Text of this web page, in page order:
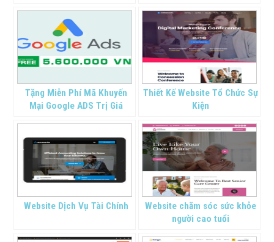
Tặng Miễn Phí Mã Khuyến
Mại Google ADS Trị Giá
Thiết Kế Website Tổ Chức Sự
Kiện
Website Dịch Vụ Tài Chính
Website chăm sóc sức khỏe
người cao tuổi